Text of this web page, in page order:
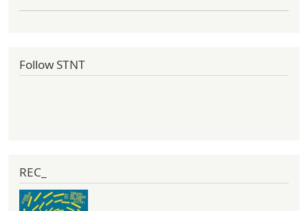
Follow STNT
REC_